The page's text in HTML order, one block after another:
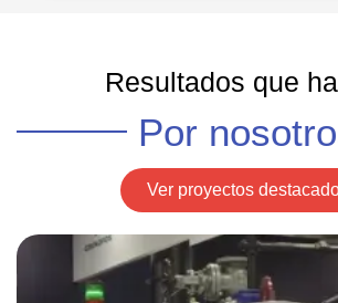
Resultados que
Por
Ver proyectos